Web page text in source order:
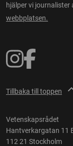
hjälper vi
webbplatsen.
Tillbaka till toppen
Vetenskapsrådet
Hantverkargatan 11
112 21 Stockholm